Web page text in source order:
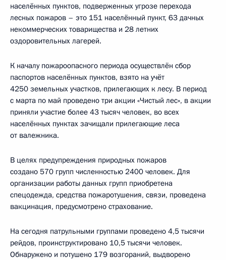
населённых пунктов, подверженных угрозе перехода
лесных пожаров – это 151 населённый пункт, 63 дачных
некоммерческих товарищества и 28 летних
оздоровительных лагерей.
К началу пожароопасного периода осуществлён сбор
паспортов населённых пунктов, взято на учёт
4250 земельных участков, прилегающих к лесу. В период
с марта по май проведено три акции «Чистый лес», в акции
приняли участие более 43 тысяч человек, во всех
населённых пунктах зачищали прилегающие леса
от валежника.
В целях предупреждения природных пожаров
создано 570 групп численностью 2400 человек. Для
организации работы данных групп приобретена
спецодежда, средства пожаротушения, связи, проведена
вакцинация, предусмотрено страхование.
На сегодня патрульными группами проведено 4,5 тысячи
рейдов, проинструктировано 10,5 тысячи человек.
Обнаружено и потушено 179 возгораний, выдворено